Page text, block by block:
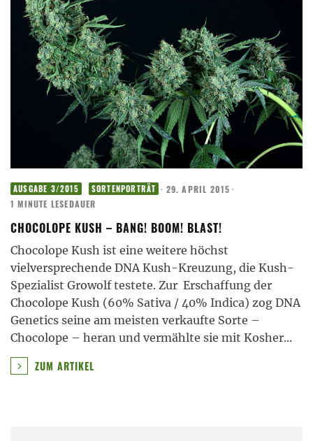
AUSGABE 3/2015 SORTENPORTRÄT · 29. APRIL 2015 ·
1 MINUTE LESEDAUER
CHOCOLOPE KUSH – BANG! BOOM! BLAST!
Chocolope Kush ist eine weitere höchst
vielversprechende DNA Kush-Kreuzung, die Kush-
Spezialist Growolf testete. Zur Erschaffung der
Chocolope Kush (60% Sativa / 40% Indica) zog DNA
Genetics seine am meisten verkaufte Sorte –
Chocolope – heran und vermählte sie mit Kosher...
ZUM ARTIKEL